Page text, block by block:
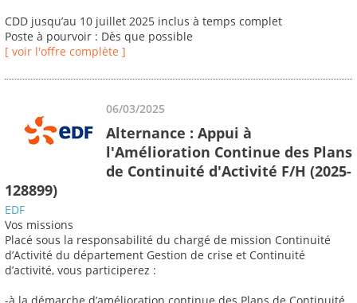
CDD jusqu’au 10 juillet 2025 inclus à temps complet
Poste à pourvoir : Dès que possible
[ voir l'offre complète ]
06/03/2025
Alternance : Appui à
l'Amélioration Continue des Plans
de Continuité d'Activité F/H (2025-
128899)
EDF
Vos missions
Placé sous la responsabilité du chargé de mission Continuité
d’Activité du département Gestion de crise et Continuité
d’activité, vous participerez :